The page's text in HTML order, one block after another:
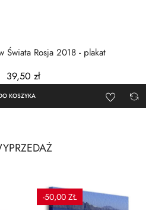
Świata Rosja 2018 - plakat
39,50 zł
KOSZYKA
-50,00 ZŁ